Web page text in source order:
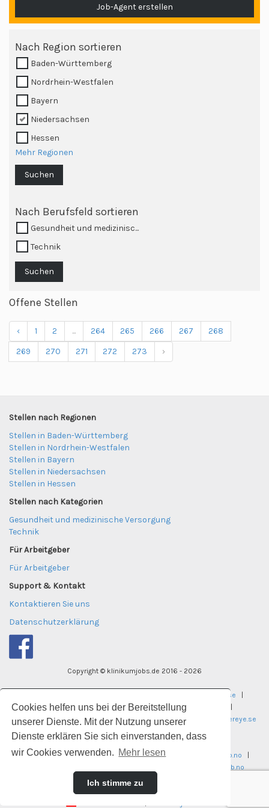
Cookies helfen uns bei der Bereitstellung
unserer Dienste. Mit der Nutzung unserer
Dienste erklären Sie sich einverstanden, dass
wir Cookies verwenden. Mehr lesen
Ich stimme zu
Job-Agent erstellen
Nach Region sortieren
Baden-Württemberg
Nordrhein-Westfalen
Bayern
Niedersachsen
Hessen
Mehr Regionen
Suchen
Nach Berufsfeld sortieren
Gesundheit und medizinisc...
Technik
Suchen
Offene Stellen
‹ 1 2 ... 264 265 266 267
268
269
270 271 272 273 ›
Stellen nach Regionen
Stellen in Baden-Württemberg
Stellen in Nordrhein-Westfalen
Stellen in Bayern
Stellen in Niedersachsen
Stellen in Hessen
Stellen nach Kategorien
Gesundheit und medizinische Versorgung
Technik
Für Arbeitgeber
Für Arbeitgeber
Support & Kontakt
Kontaktieren Sie uns
Datenschutzerklärung
Copyright © klinikumjobs.de 2016 - 2026
undervisningsjobb.se |
careereye.se |universitetsvakanser.se |careereye.se
|
sjukvardsvakanser.se| careereye.se|itvakanser.se careereye.se
laegekarriere.dk
legestillinger.no|helseogsosialjobb.no regnskapsjobb.no |
universitetsjobb.no
technikstellen.de|